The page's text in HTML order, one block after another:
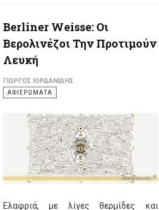
Berliner Weisse: Οι
Βερολινέζοι Την Προτιμούν
Λευκή
ΓΙΏΡΓΟΣ ΙΟΡΔΑΝΊΔΗΣ
ΑΦΙΕΡΩΜΑΤΑ
Ελαφριά, με λίγες θερμίδες και